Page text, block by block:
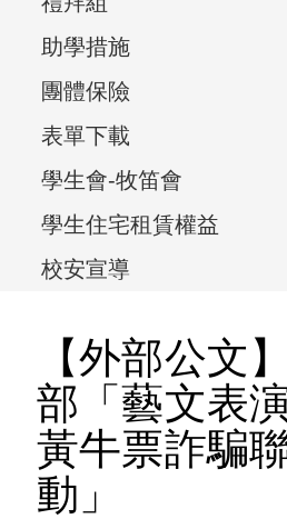
i
e
w
,
助學措施
團體保險
表單下載
學生會-牧笛會
學生住宅租賃權益
校安宣導
【外部公文
部「藝文表
黃牛票詐騙
動」